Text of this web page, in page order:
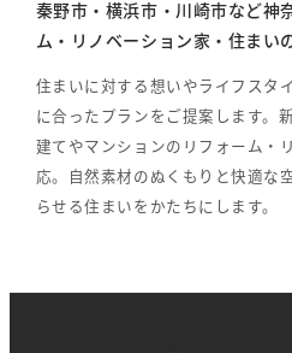
秦野市・横浜市・川崎市など神
ム・リノベーション家・住まい
住まいに対する想いやライフスタ
に合ったプランをご提案します。
建てやマンションのリフォーム・
応。自然素材のぬくもりと快適な
らせる住まいをかたちにします。